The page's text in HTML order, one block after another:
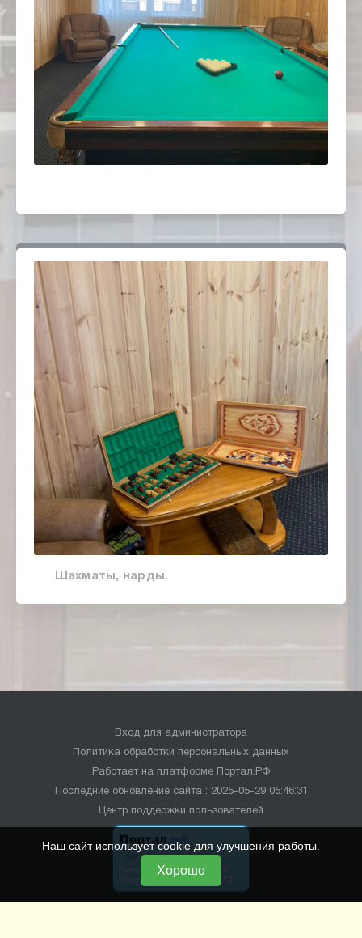
Наш сайт использует cookie для улучшения работы.
Хорошо
Шахматы, нарды.
Вход для администратора
Политика обработки персональных данных
Работает на платформе
Портал.РФ
Последние обновление сайта : 2025-05-29 05:46:31
Центр поддержки пользователей